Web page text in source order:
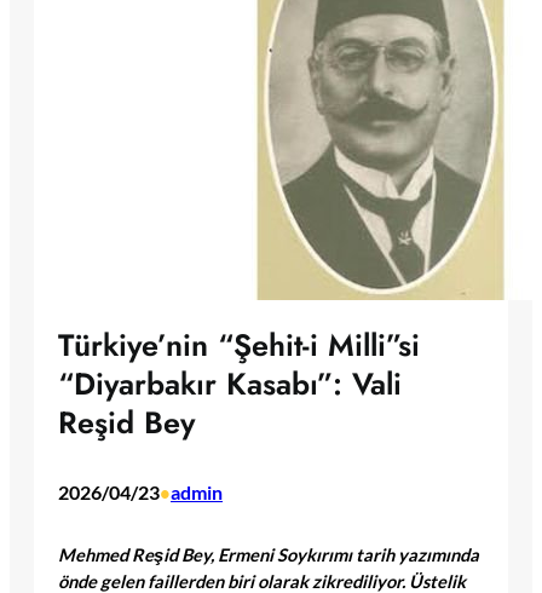
Türkiye’nin “Şehit-i Milli”si
“Diyarbakır Kasabı”: Vali
Reşid Bey
2026/04/23•admin
Mehmed Reşid Bey, Ermeni Soykırımı tarih yazımında
önde gelen faillerden biri olarak zikrediliyor. Üstelik